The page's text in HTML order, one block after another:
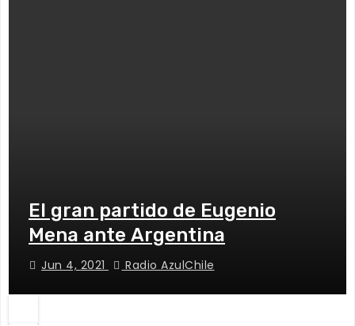
El gran partido de Eugenio
Mena ante Argentina
Jun 4, 2021 Radio AzulChile